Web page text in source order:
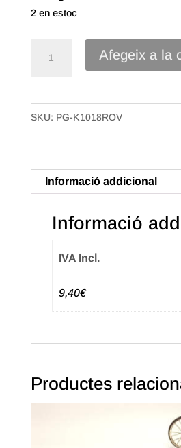
2 en estoc
Paper
Kraft
10X18
Color
combinat
(125u.+125u.)
Afegeix a la
SKU: PG-K1018ROV
Informació addicional
Informació
IVA Incl.
9,40€
Productes